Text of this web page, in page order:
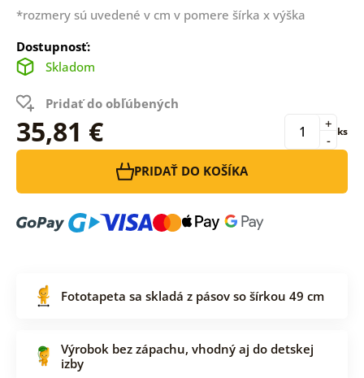
*rozmery sú uvedené v cm v pomere šírka x výška
Dostupnosť:
Skladom
Pridať do obľúbených
35,81 € -
+ ks
PRIDAŤ DO KOŠÍKA
Fototapeta sa skladá z pásov so šírkou 49 cm
Výrobok bez zápachu, vhodný aj do detskej
izby